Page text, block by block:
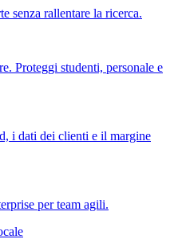
senza rallentare la ricerca.
Proteggi studenti, personale e
i dati dei clienti e il margine
per team agili.